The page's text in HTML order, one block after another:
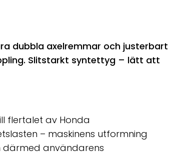
dubbla axelremmar och justerbart
Slitstarkt syntettyg – lätt att
flertalet av Honda
– maskinens utformning
användarens